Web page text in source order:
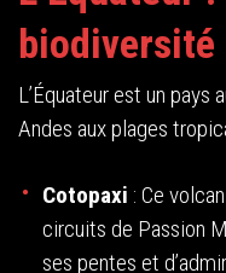
biodiversité
L’Équateur est un pays
Andes aux plages
Cotopaxi : Ce
circuits de Passion
ses pentes et